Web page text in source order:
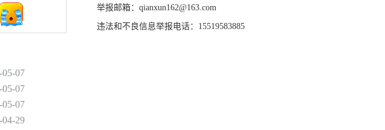
05-07
05-07
05-07
04-29
举报邮箱：qianxun162@163.com
违法和不良信息举报电话：15519583885